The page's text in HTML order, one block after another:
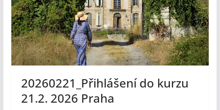
20260221_Přihlášení do kurzu
21.2. 2026 Praha